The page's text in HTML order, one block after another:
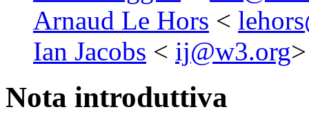
Arnaud Le Hors <
Ian Jacobs < ij@w3.org>
Nota introduttiva